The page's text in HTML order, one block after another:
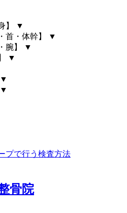
】
▼
首・体幹】
▼
腕】
▼
▼
▼
▼
プで行う検査方法